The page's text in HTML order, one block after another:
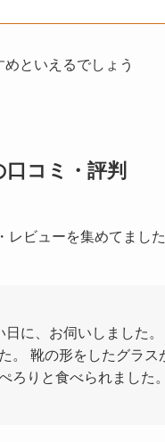
といえるでしょう
コミ・評判
ビューを集めてまし
日に、お伺いしました
。 靴の形をしたグラ
ろりと食べられました。